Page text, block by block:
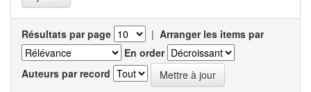
Résultats par page | Arranger les items par
En order
Auteurs par record